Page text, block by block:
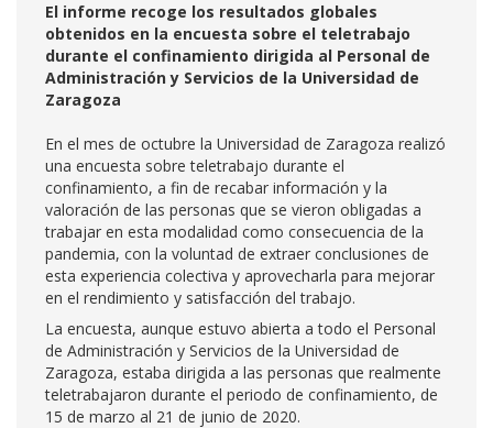
El informe recoge los resultados globales
obtenidos en la encuesta sobre el teletrabajo
durante el confinamiento dirigida al Personal de
Administración y Servicios de la Universidad de
Zaragoza
En el mes de octubre la Universidad de Zaragoza realizó
una encuesta sobre teletrabajo durante el
confinamiento, a fin de recabar información y la
valoración de las personas que se vieron obligadas a
trabajar en esta modalidad como consecuencia de la
pandemia, con la voluntad de extraer conclusiones de
esta experiencia colectiva y aprovecharla para mejorar
en el rendimiento y satisfacción del trabajo.
La encuesta, aunque estuvo abierta a todo el Personal
de Administración y Servicios de la Universidad de
Zaragoza, estaba dirigida a las personas que realmente
teletrabajaron durante el periodo de confinamiento, de
15 de marzo al 21 de junio de 2020.